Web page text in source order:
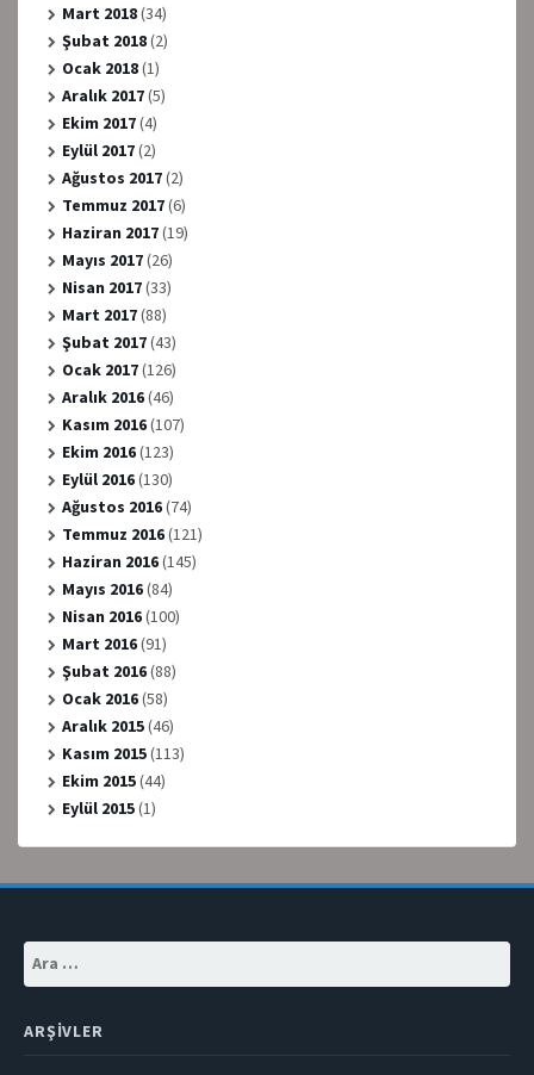
Mart 2018(34)
Şubat 2018(2)
Ocak 2018(1)
Aralık 2017(5)
Ekim 2017(4)
Eylül 2017(2)
Ağustos 2017(2)
Temmuz 2017(6)
Haziran 2017(19)
Mayıs 2017(26)
Nisan 2017(33)
Mart 2017(88)
Şubat 2017(43)
Ocak 2017(126)
Aralık 2016(46)
Kasım 2016(107)
Ekim 2016(123)
Eylül 2016(130)
Ağustos 2016(74)
Temmuz 2016(121)
Haziran 2016(145)
Mayıs 2016(84)
Nisan 2016(100)
Mart 2016(91)
Şubat 2016(88)
Ocak 2016(58)
Aralık 2015(46)
Kasım 2015(113)
Ekim 2015(44)
Eylül 2015(1)
Arama:
ARŞIVLER